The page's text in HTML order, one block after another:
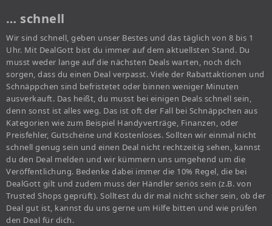
… schnell
Wir sind schnell, geben unser Bestes und das täglich von 8 bis 1
Uhr. Mit DealGott bist du immer auf dem aktuellsten Stand. Du
musst weder lange auf die nächsten Deals warten, noch dich
sorgen, dass du einen Deal verpasst. Viele der Rabattaktionen und
Schnäppchen sind befristetet oder binnen weniger Minuten
ausverkauft. Das heißt, du musst bei einigen Deals schnell sein,
denn sonst ist alles weg. Das ist oft der Fall bei Schnäppchen aus
Kategorien wie zum Beispiel Handyverträge, Finanzen, oder
Preisfehler, Gutscheine und Kostenloses. Sollten wir einmal nicht
schnell genug sein und einen Deal nicht rechtzeitig sehen, kannst
du den Deal melden und wir kümmern uns umgehend um die
Veröffentlichung. Bedenke dabei immer die 10% Regel, die bei
DealGott gilt und zudem muss der Händler seriös sein (z.B. von
Trusted Shops geprüft). Solltest du dir mal nicht sicher sein, ob der
Deal gut ist, kannst du uns gerne um Hilfe bitten und wie prüfen
den Deal für dich.